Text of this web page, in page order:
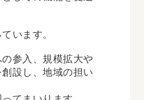
います。
参入、規模拡大や
設し、地域の担い